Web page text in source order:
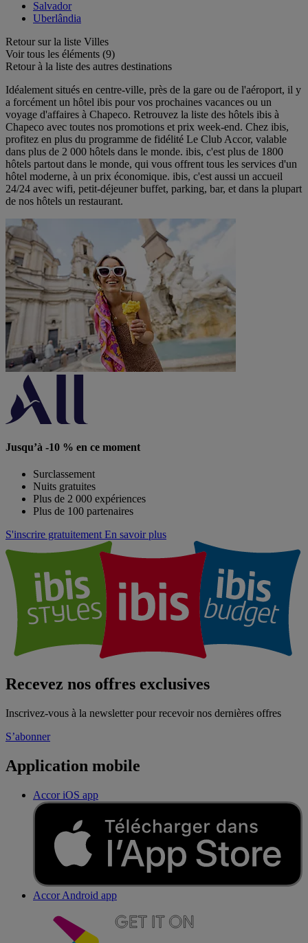
Salvador
Uberlândia
Retour sur la liste Villes
Voir tous les éléments (9)
Retour à la liste des autres destinations
Idéalement situés en centre-ville, près de la gare ou de l'aéroport, il y
a forcément un hôtel ibis pour vos prochaines vacances ou un
voyage d'affaires à Chapeco. Retrouvez la liste des hôtels ibis à
Chapeco avec toutes nos promotions et prix week-end. Chez ibis,
profitez en plus du programme de fidélité Le Club Accor, valable
dans plus de 2 000 hôtels dans le monde. ibis, c'est plus de 1800
hôtels partout dans le monde, qui vous offrent tous les services d'un
hôtel moderne, à un prix économique. ibis, c'est aussi un accueil
24/24 avec wifi, petit-déjeuner buffet, parking, bar, et dans la plupart
de nos hôtels un restaurant.
Jusqu’à -10 % en ce moment
Surclassement
Nuits gratuites
Plus de 2 000 expériences
Plus de 100 partenaires
S'inscrire gratuitement En savoir plus
Recevez nos offres exclusives
Inscrivez-vous à la newsletter pour recevoir nos dernières offres
S’abonner
Application mobile
Accor iOS app
Accor Android app